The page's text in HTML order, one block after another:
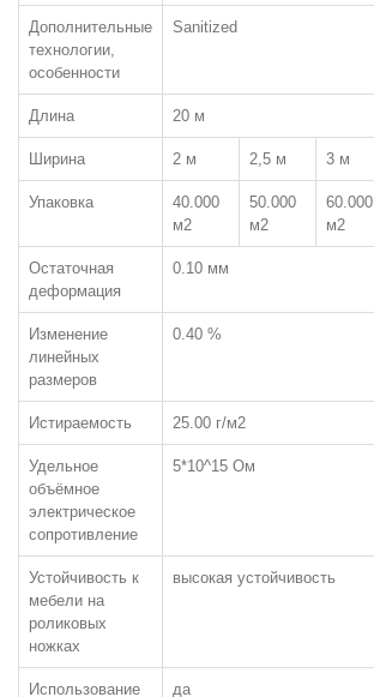
Ковролин класса КМ2
Ковролин класса КМ3 или лучше
Ковровая плитка класса КМ2
Ковровая плитка класса КМ3 и лучше
ПО ТИПУ ВОРСА:
Петлевой, иглопробивной
Петлевой одноуровневый
Петлевой разноуровневый
Комбинированный (катлуп)
Разрезной (Велюр)
Разрезной (Саксони)
Дополнительные
технологии,
особенности
Sanitized
Длина 20 м
Ширина 2 м 2,5 м 3 м
Упаковка
40.000
м2
50.000
м2
60.000
м2
Остаточная
деформация
0.10 мм
Изменение
линейных
размеров
0.40 %
Истираемость 25.00 г/м2
Удельное
объёмное
электрическое
сопротивление
5*10^15 Ом
Устойчивость к
мебели на
роликовых
ножках
высокая устойчивость
Использование да